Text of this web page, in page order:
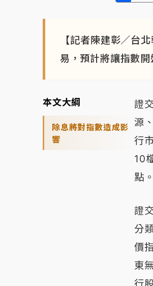
【記者陳建彰／台
易，預計將讓指數
本文大綱
除息將對指數造成影
響
證
源
行
10
點。
證
分
價
東